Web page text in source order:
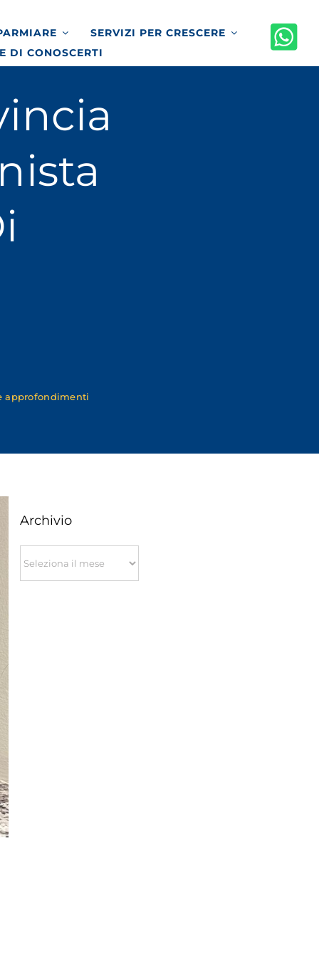
SERVIZI PER CRESCERE
DI CONOSCERTI
approfondimenti
Archivio